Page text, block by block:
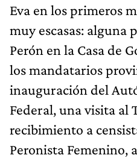
Eva en los primeros
muy escasas: alguna
Perón en la Casa de
los mandatarios
inauguración del
Federal, una visita al
recibimiento a
Peronista Femenino,